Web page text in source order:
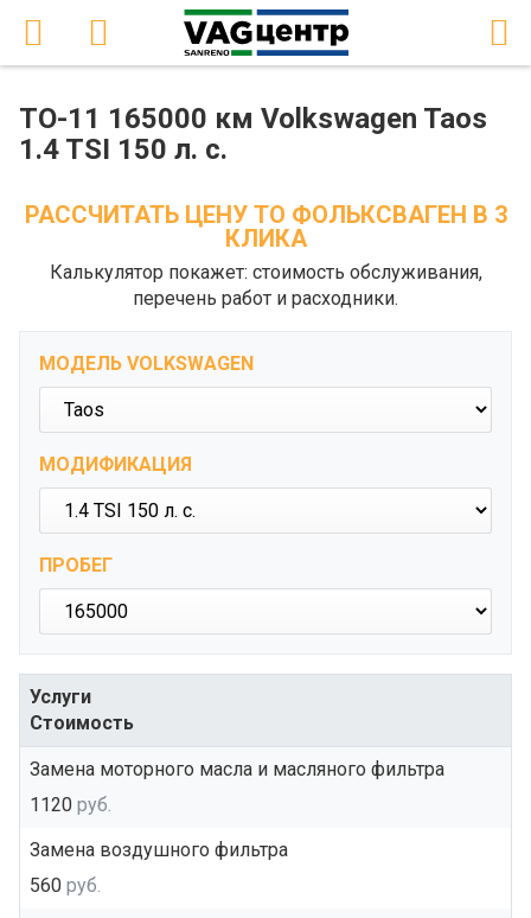
ТО-11 165000 км Volkswagen Taos
1.4 TSI 150 л. с.
РАССЧИТАТЬ ЦЕНУ ТО ФОЛЬКСВАГЕН В 3
КЛИКА
Калькулятор покажет: стоимость обслуживания,
перечень работ и расходники.
МОДЕЛЬ VOLKSWAGEN
МОДИФИКАЦИЯ
ПРОБЕГ
Услуги
Стоимость
Замена моторного масла и масляного фильтра
1120 руб.
Замена воздушного фильтра
560 руб.